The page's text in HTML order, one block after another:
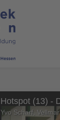
Yvo Scharf, Vellmar